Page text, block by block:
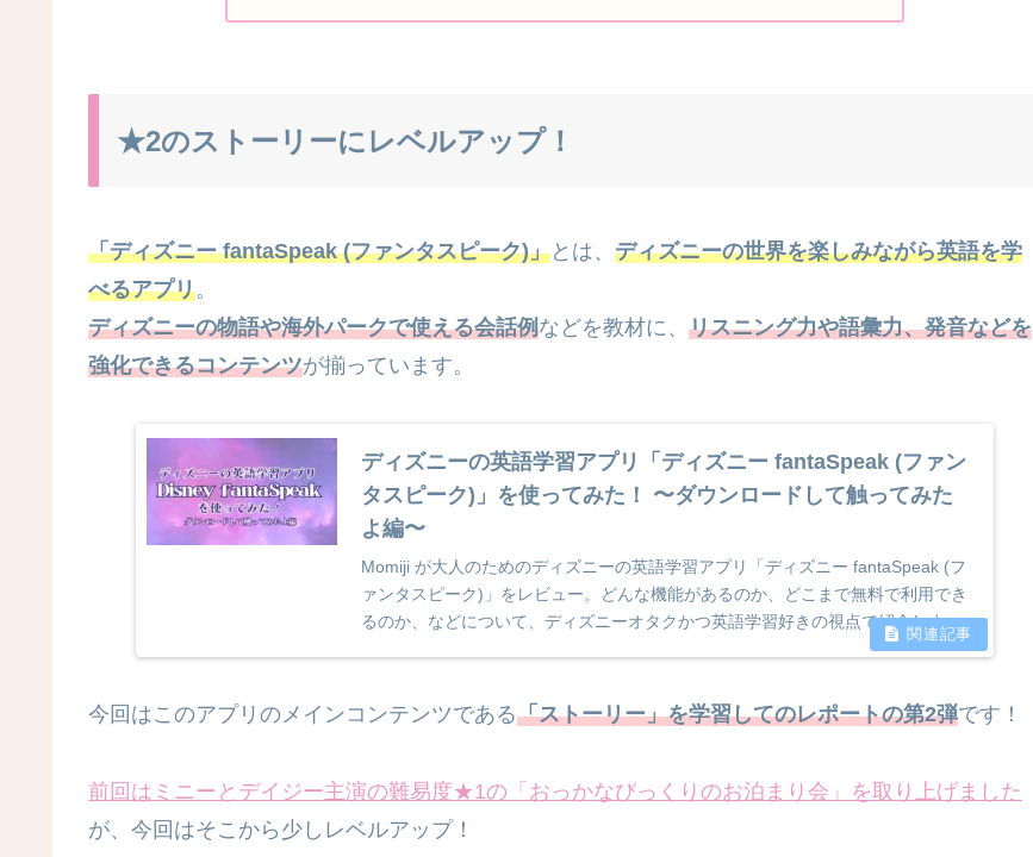
★2のストーリーにレベルアップ！
「ディズニー fantaSpeak (ファンタスピーク)」とは、 ディズニーの世界を楽しみながら英語を学
べるアプリ。
ディズニーの物語や海外パークで使える会話例などを教材に、 リスニング力や語彙力、発音などを
強化できるコンテンツが揃っています。
ディズニーの英語学習アプリ「ディズニー fantaSpeak (ファン
タスピーク)」を使ってみた！ 〜ダウンロードして触ってみた
よ編〜
Momiji が大人のためのディズニーの英語学習アプリ「ディズニー fantaSpeak (フ
ァンタスピーク)」をレビュー。どんな機能があるのか、どこまで無料で利用でき
るのか、などについて、ディズニーオタクかつ英語学習好きの視点で紹介しま
今回はこのアプリのメインコンテンツである「ストーリー」を学習してのレポートの第2弾です！
前回はミニーとデイジー主演の難易度★1の「おっかなびっくりのお泊まり会」を取り上げました
が、今回はそこから少しレベルアップ！